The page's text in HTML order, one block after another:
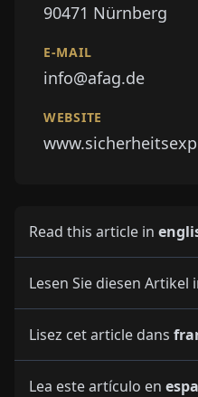
90471 Nürnberg
E-MAIL
info@afag.de
WEBSITE
Read this article in
Lesen Sie diesen Artikel
Lisez cet article dans
Lea este artículo en